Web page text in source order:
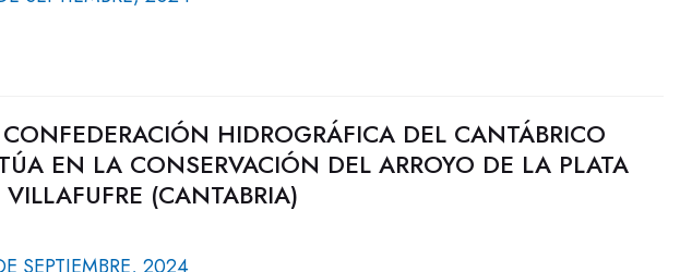
HIDROGRÁFICA DEL CANTÁBRICO
EN LA CONSERVACIÓN DEL ARROYO DE LA PLATA
(CANTABRIA)